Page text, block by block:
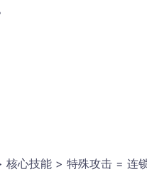
核心技能 > 特殊攻击 = 连